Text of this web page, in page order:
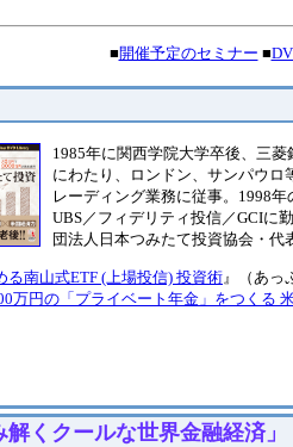
■開催予定のセミナー ■
1985年に関西学院大学卒後、三
にわたり、ロンドン、サンパウ
レーディング業務に従事。1998
UBS／フィデリティ投信／GCIに
団法人日本つみたて投資協会・代
る南山式ETF (上場投信) 投資術 』（あっ
万円の「プライベート年金」をつくる
くクールな世界金融経済」